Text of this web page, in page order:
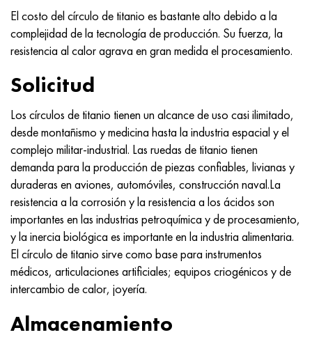
El costo del círculo de titanio es bastante alto debido a la
complejidad de la tecnología de producción. Su fuerza, la
resistencia al calor agrava en gran medida el procesamiento.
Solicitud
Los círculos de titanio tienen un alcance de uso casi ilimitado,
desde montañismo y medicina hasta la industria espacial y el
complejo militar-industrial. Las ruedas de titanio tienen
demanda para la producción de piezas confiables, livianas y
duraderas en aviones, automóviles, construcción naval.La
resistencia a la corrosión y la resistencia a los ácidos son
importantes en las industrias petroquímica y de procesamiento,
y la inercia biológica es importante en la industria alimentaria.
El círculo de titanio sirve como base para instrumentos
médicos, articulaciones artificiales; equipos criogénicos y de
intercambio de calor, joyería.
Almacenamiento